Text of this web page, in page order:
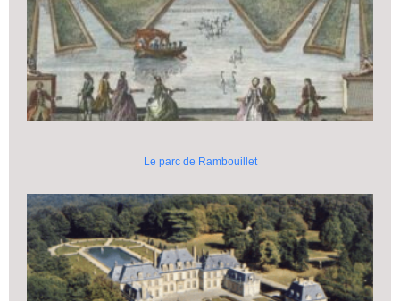
Le parc de Rambouillet